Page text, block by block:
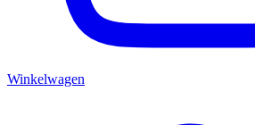
Winkelwagen